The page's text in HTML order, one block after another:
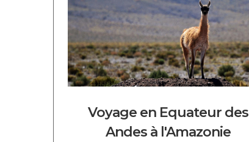
Voyage en Equateur des
Andes à l'Amazonie